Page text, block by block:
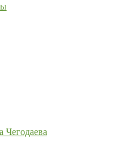
Чегодаева